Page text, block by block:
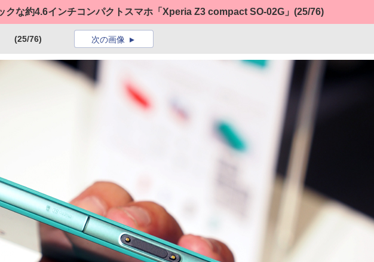
クな約4.6インチコンパクトスマホ「Xperia Z3 compact SO-02G」 (25/76)
(25/76) 次の画像